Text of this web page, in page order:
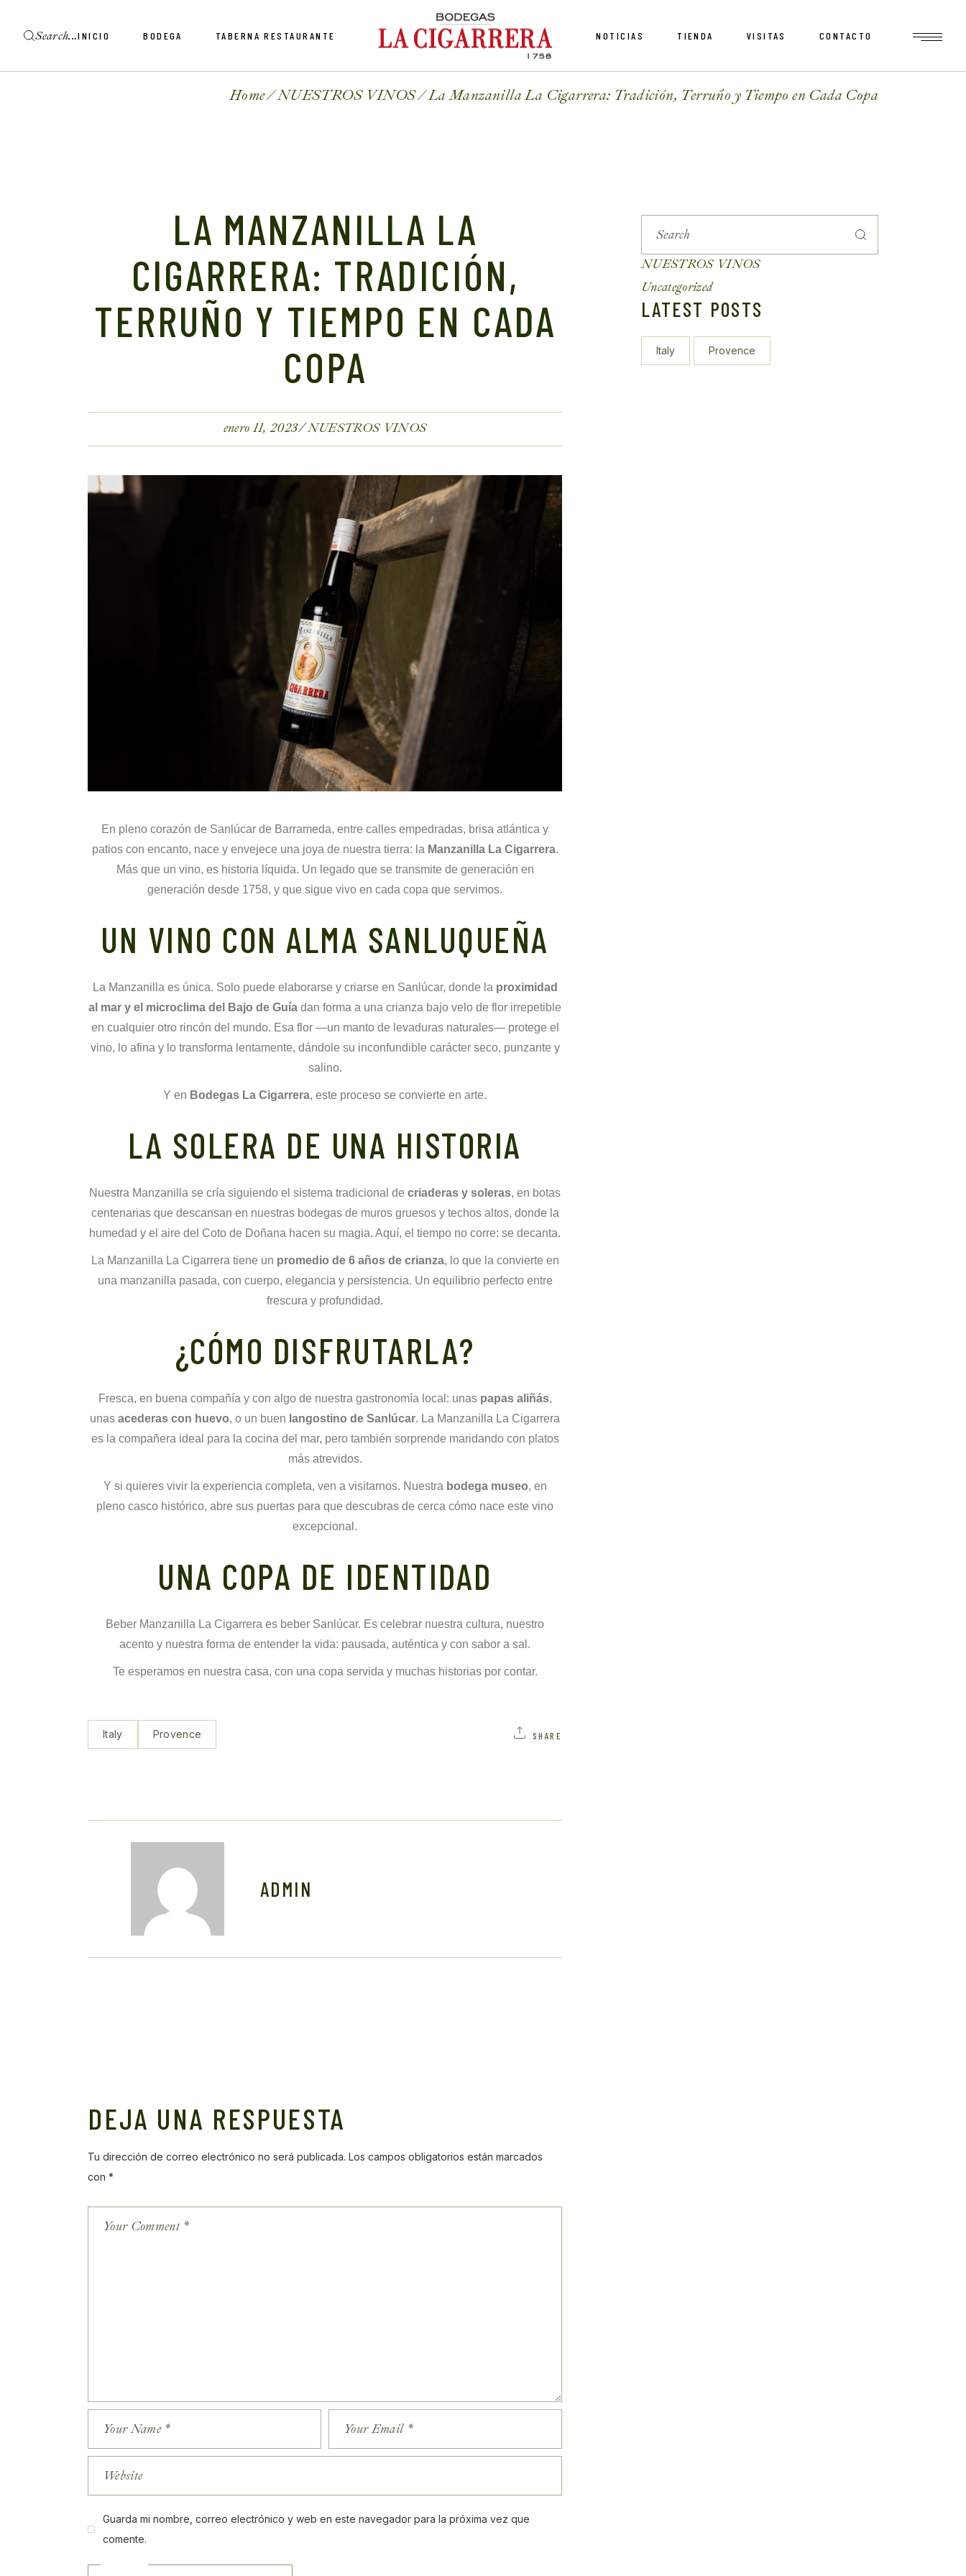
INICIO BODEGA TABERNA RESTAURANTE NOTICIAS TIENDA VISITAS CONTACTO
Carrito
Checkout
Mi cuenta
Home NUESTROS VINOS La Manzanilla La Cigarrera: Tradición, Terruño y Tiempo en Cada Copa
LA MANZANILLA LA
CIGARRERA: TRADICIÓN,
TERRUÑO Y TIEMPO EN CADA
COPA
enero 11, 2023 NUESTROS VINOS
En pleno corazón de Sanlúcar de Barrameda, entre calles empedradas, brisa atlántica y
patios con encanto, nace y envejece una joya de nuestra tierra: la Manzanilla La Cigarrera.
Más que un vino, es historia líquida. Un legado que se transmite de generación en
generación desde 1758, y que sigue vivo en cada copa que servimos.
UN VINO CON ALMA SANLUQUEÑA
La Manzanilla es única. Solo puede elaborarse y criarse en Sanlúcar, donde la proximidad
al mar y el microclima del Bajo de Guía dan forma a una crianza bajo velo de flor irrepetible
en cualquier otro rincón del mundo. Esa flor —un manto de levaduras naturales— protege el
vino, lo afina y lo transforma lentamente, dándole su inconfundible carácter seco, punzante y
salino.
Y en Bodegas La Cigarrera, este proceso se convierte en arte.
LA SOLERA DE UNA HISTORIA
Nuestra Manzanilla se cría siguiendo el sistema tradicional de criaderas y soleras, en botas
centenarias que descansan en nuestras bodegas de muros gruesos y techos altos, donde la
humedad y el aire del Coto de Doñana hacen su magia. Aquí, el tiempo no corre: se decanta.
La Manzanilla La Cigarrera tiene un promedio de 6 años de crianza, lo que la convierte en
una manzanilla pasada, con cuerpo, elegancia y persistencia. Un equilibrio perfecto entre
frescura y profundidad.
¿CÓMO DISFRUTARLA?
Fresca, en buena compañía y con algo de nuestra gastronomía local: unas papas aliñás,
unas acederas con huevo, o un buen langostino de Sanlúcar. La Manzanilla La Cigarrera
es la compañera ideal para la cocina del mar, pero también sorprende maridando con platos
más atrevidos.
Y si quieres vivir la experiencia completa, ven a visitarnos. Nuestra bodega museo, en
pleno casco histórico, abre sus puertas para que descubras de cerca cómo nace este vino
excepcional.
UNA COPA DE IDENTIDAD
Beber Manzanilla La Cigarrera es beber Sanlúcar. Es celebrar nuestra cultura, nuestro
acento y nuestra forma de entender la vida: pausada, auténtica y con sabor a sal.
Te esperamos en nuestra casa, con una copa servida y muchas historias por contar.
Italy Provence SHARE
ADMIN
DEJA UNA RESPUESTA
Tu dirección de correo electrónico no será publicada. Los campos obligatorios están marcados
con *
Guarda mi nombre, correo electrónico y web en este navegador para la próxima vez que
comente.
NUESTROS VINOS
Uncategorized
LATEST POSTS
Italy Provence